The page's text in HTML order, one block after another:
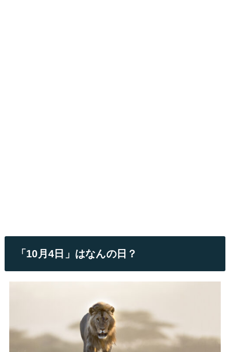
「10月4日」はなんの日？